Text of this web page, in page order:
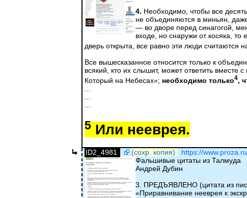
4. Необходимо, чтобы все
не объединяются в миньян,
— во дворе перед синагогой,
входе, но снаружи от косяка, то
дверь открыта, все равно эти люди считаются
Все вышесказанное относится только к
всякий, кто их слышит, может ответить вместе
Который на Небесах»; необходимо только4,
5 Или нееврея.
ID2_4981 (сохр. копия)
https://
Фальшивые цитаты из Талмуда
Андрей Дубин
3. ПРЕДЪЯВЛЕНО (цитата из
«Приравнивание нееврея к